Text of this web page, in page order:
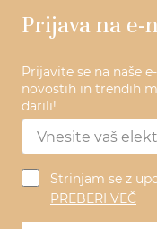
Prijava na e-
Prijavite se na naše
novostih in trendih
darili!
Strinjam se z
PREBERI VEČ